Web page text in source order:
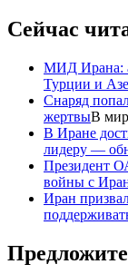
Сейчас
МИД Ирана:
Турции и
Снаряд
жертвыВ
В Иране
лидеру —
Президент
войны с
Иран